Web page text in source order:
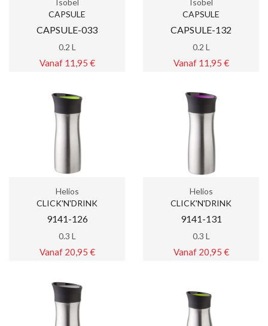
Isobel
CAPSULE
CAPSULE-033
0.2 L
Vanaf 11,95 €
Isobel
CAPSULE
CAPSULE-132
0.2 L
Vanaf 11,95 €
Helios
CLICK'N'DRINK
9141-126
0.3 L
Vanaf 20,95 €
Helios
CLICK'N'DRINK
9141-131
0.3 L
Vanaf 20,95 €